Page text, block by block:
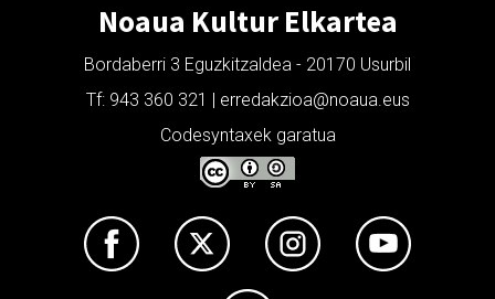
Noaua Kultur Elkartea
Bordaberri 3 Eguzkitzaldea - 20170 Usurbil
Tf: 943 360 321 | erredakzioa@noaua.eus
Codesyntaxek garatua